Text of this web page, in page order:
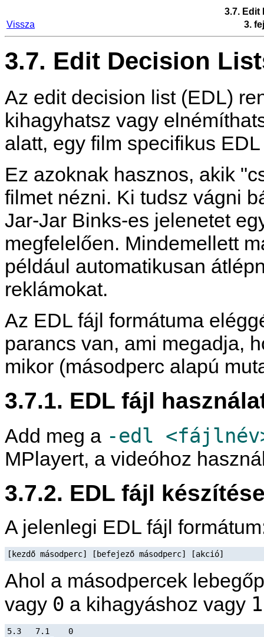
3.7. Edit
Vissza
3.
3.7. Edit Decision
Az edit decision list (EDL)
kihagyhatsz vagy
alatt, egy film specifikus
Ez azoknak hasznos, akik
filmet nézni. Ki tudsz vágni
Jar-Jar Binks-es jelenetet
megfelelően. Mindemellett
például automatikusan
reklámokat.
Az EDL fájl formátuma
parancs van, ami megadja,
mikor (másodperc alapú
3.7.1. EDL fájl
Add meg a -edl
MPlayert, a videóhoz
3.7.2. EDL fájl
A jelenlegi EDL fájl
[kezdő másodperc] [befejező másodperc] [akció]
Ahol a másodpercek
vagy 0 a kihagyáshoz vagy 1
5.3   7.1    0